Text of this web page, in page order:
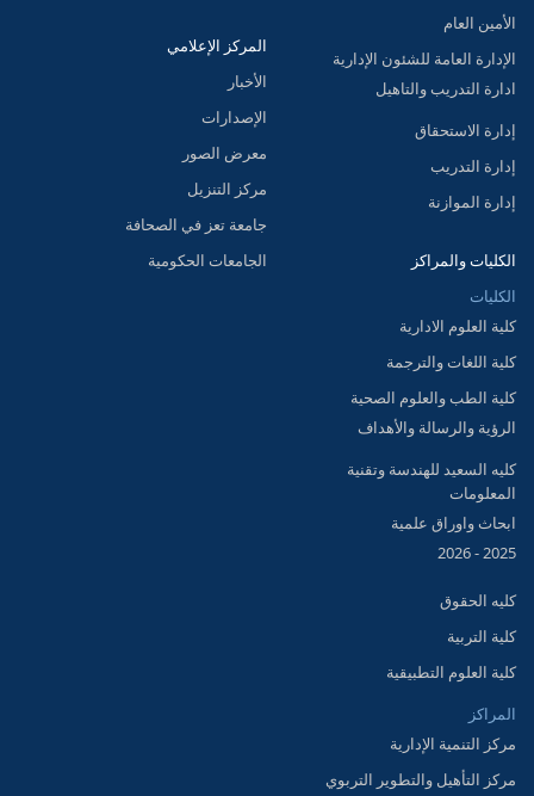
الأمين العام
الإدارة العامة للشئون الإدارية
ادارة التدريب والتاهيل
إدارة الاستحقاق
إدارة التدريب
إدارة الموازنة
الكليات والمراكز
الكليات
كلية العلوم الادارية
كلية اللغات والترجمة
كلية الطب والعلوم الصحية
الرؤية والرسالة والأهداف
كليه السعيد للهندسة وتقنية
المعلومات
ابحاث واوراق علمية
2025 - 2026
كليه الحقوق
كلية التربية
كلية العلوم التطبيقية
المراكز
مركز التنمية الإدارية
مركز التأهيل والتطوير التربوي
المركز الإعلامي
الأخبار
الإصدارات
معرض الصور
مركز التنزيل
جامعة تعز في الصحافة
الجامعات الحكومية